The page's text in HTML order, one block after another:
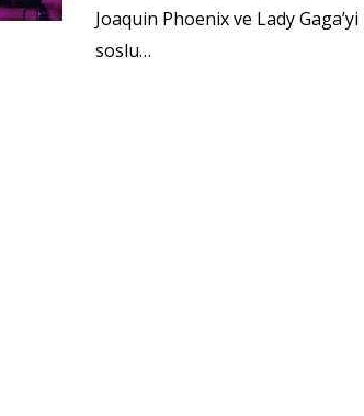
Joaquin Phoenix ve Lady
soslu…